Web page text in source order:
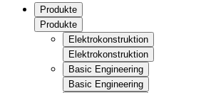
Produkte
Produkte
Elektrokonstruktion
Elektrokonstruktion
Basic Engineering
Basic Engineering